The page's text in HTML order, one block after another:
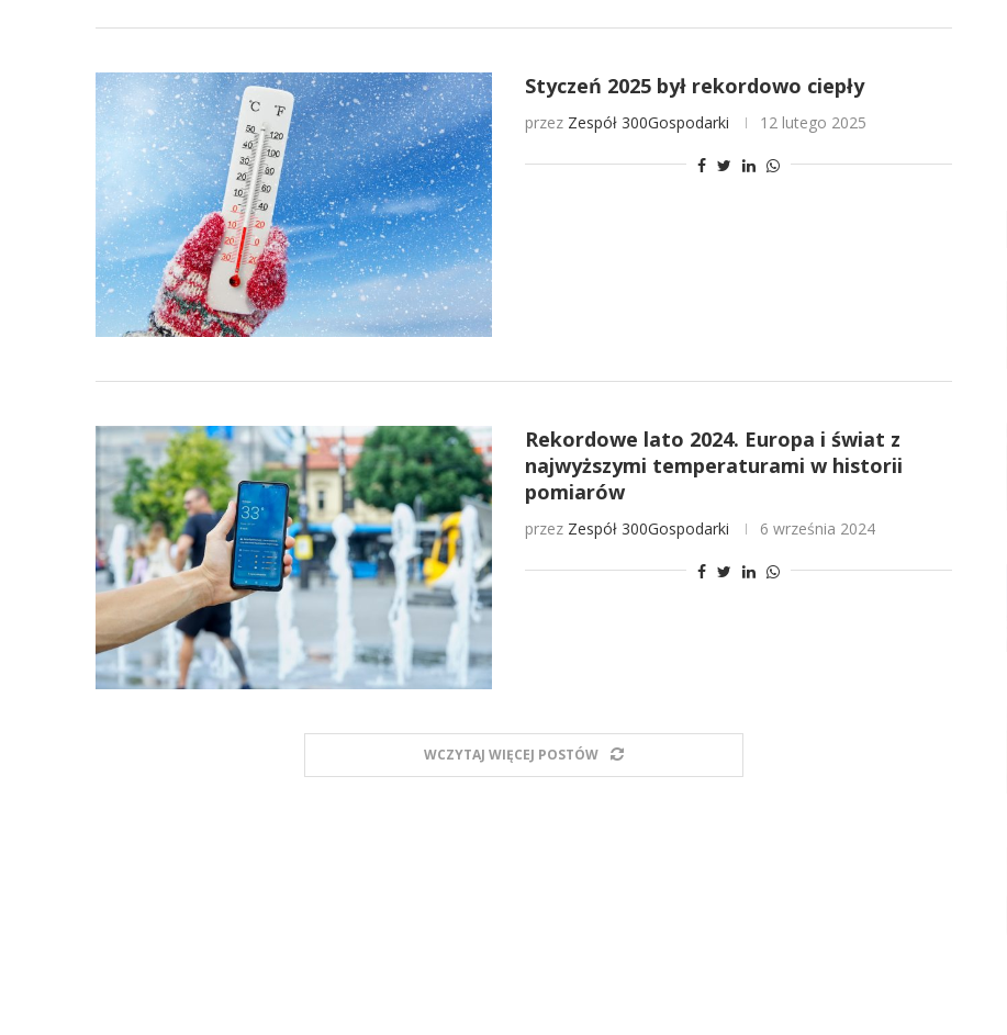
Styczeń 2025 był rekordowo ciepły
przez Zespół 300Gospodarki 12 lutego 2025
Rekordowe lato 2024. Europa i świat z
najwyższymi temperaturami w historii
pomiarów
przez Zespół 300Gospodarki 6 września 2024
WCZYTAJ WIĘCEJ POSTÓW